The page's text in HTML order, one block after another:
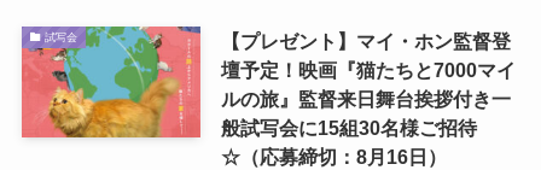
試写会
【プレゼント】マイ・ホン監督登
壇予定！映画『猫たちと7000マイ
ルの旅』監督来日舞台挨拶付き一
般試写会に15組30名様ご招待
☆（応募締切：8月16日）